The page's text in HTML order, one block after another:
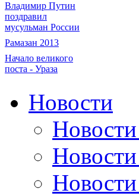
Владимир Путин
поздравил
мусульман России
Рамазан 2013
Начало великого
поста - Ураза
Новости